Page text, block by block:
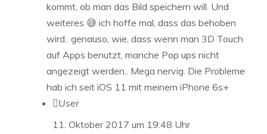
kommt, ob man das Bild speichern will. Und
weiteres 😅 ich hoffe mal, dass das behoben
wird.. genauso, wie, dass wenn man 3D Touch
auf Apps benutzt, manche Pop ups nicht
angezeigt werden.. Mega nervig. Die Probleme
hab ich seit iOS 11 mit meinem iPhone 6s+
User
11. Oktober 2017 um 19:48 Uhr